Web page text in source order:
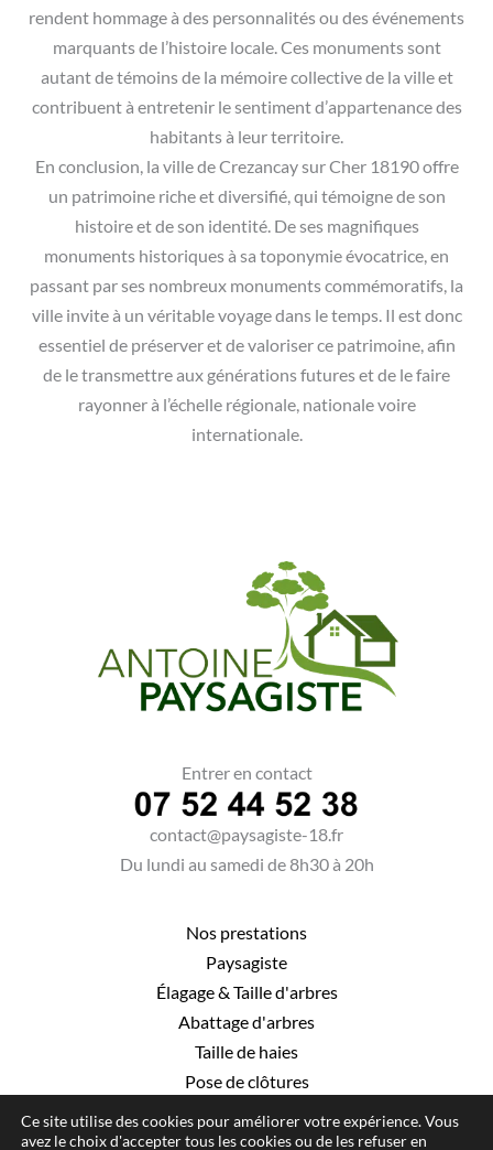
rendent hommage à des personnalités ou des événements
marquants de l’histoire locale. Ces monuments sont
autant de témoins de la mémoire collective de la ville et
contribuent à entretenir le sentiment d’appartenance des
habitants à leur territoire.
En conclusion, la ville de Crezancay sur Cher 18190 offre
un patrimoine riche et diversifié, qui témoigne de son
histoire et de son identité. De ses magnifiques
monuments historiques à sa toponymie évocatrice, en
passant par ses nombreux monuments commémoratifs, la
ville invite à un véritable voyage dans le temps. Il est donc
essentiel de préserver et de valoriser ce patrimoine, afin
de le transmettre aux générations futures et de le faire
rayonner à l’échelle régionale, nationale voire
internationale.
Entrer en contact
contact@paysagiste-18.fr
Du lundi au samedi de 8h30 à 20h
Nos prestations
Paysagiste
Élagage& Taille d'arbres
Abattage d'arbres
Taille de haies
Pose de clôtures
Ce site utilise des cookies pour améliorer votre expérience. Vous
avez le choix d'accepter tous les cookies ou de les refuser en